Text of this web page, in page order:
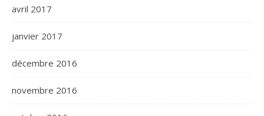
avril 2017
janvier 2017
décembre 2016
novembre 2016